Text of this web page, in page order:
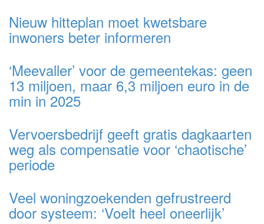
Nieuw hitteplan moet kwetsbare
inwoners beter informeren
‘Meevaller’ voor de gemeentekas: geen
13 miljoen, maar 6,3 miljoen euro in de
min in 2025
Vervoersbedrijf geeft gratis dagkaarten
weg als compensatie voor ‘chaotische’
periode
Veel woningzoekenden gefrustreerd
door systeem: ‘Voelt heel oneerlijk’